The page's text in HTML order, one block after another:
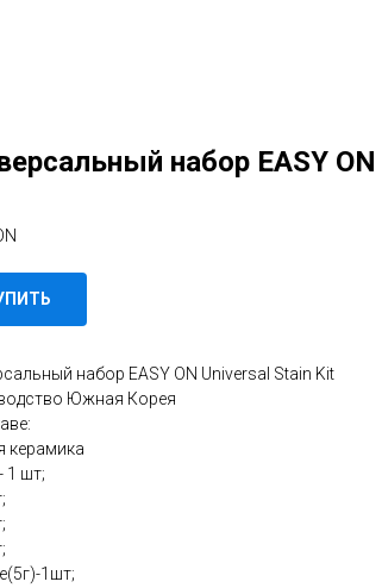
набор EASY
набор EASY ON Universal Stain Kit
Южная Корея
керамика
1 шт;
1шт;